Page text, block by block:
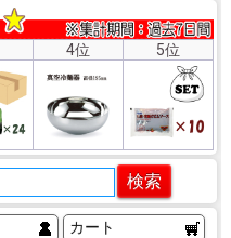
4位 5位
カート